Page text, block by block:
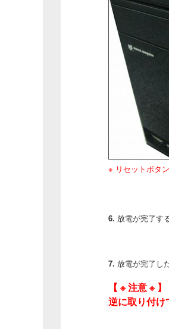
※ リセットボタ
6. 放電が完了す
7. 放電が完了し
【 ※ 注意 ※
逆に取り付け